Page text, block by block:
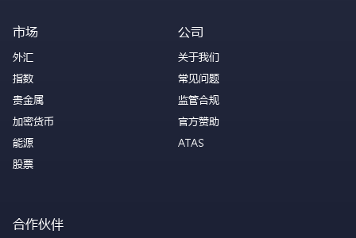
市场
外汇
指数
贵金属
加密货币
能源
股票
公司
关于我们
常见问题
监管合规
官方赞助
ATAS
合作伙伴